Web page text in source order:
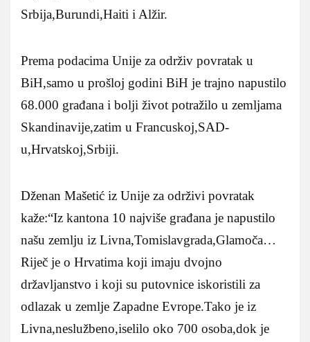
Srbija,Burundi,Haiti i Alžir.
Prema podacima Unije za održiv povratak u
BiH,samo u prošloj godini BiH je trajno napustilo
68.000 građana i bolji život potražilo u zemljama
Skandinavije,zatim u Francuskoj,SAD-
u,Hrvatskoj,Srbiji.
Dženan Mašetić iz Unije za održivi povratak
kaže:“Iz kantona 10 najviše građana je napustilo
našu zemlju iz Livna,Tomislavgrada,Glamoča…
Riječ je o Hrvatima koji imaju dvojno
državljanstvo i koji su putovnice iskoristili za
odlazak u zemlje Zapadne Evrope.Tako je iz
Livna,neslužbeno,iselilo oko 700 osoba,dok je